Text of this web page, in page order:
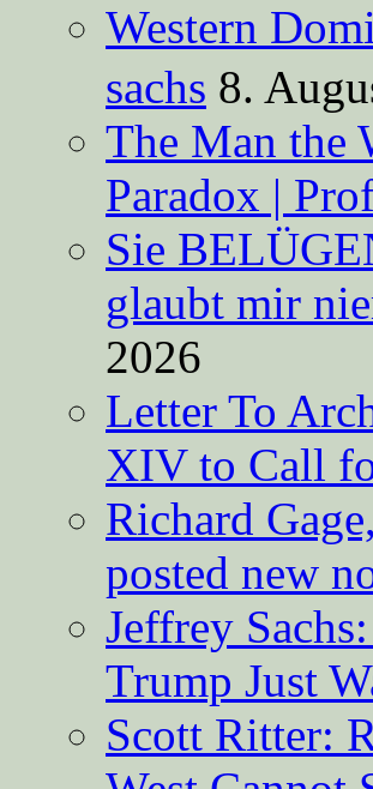
Western
sachs 8.
The Man the
Paradox |
Sie
glaubt mir
2026
Letter To
XIV to Call
Richard
posted new
Jeffrey
Trump Just
Scott Ritter: